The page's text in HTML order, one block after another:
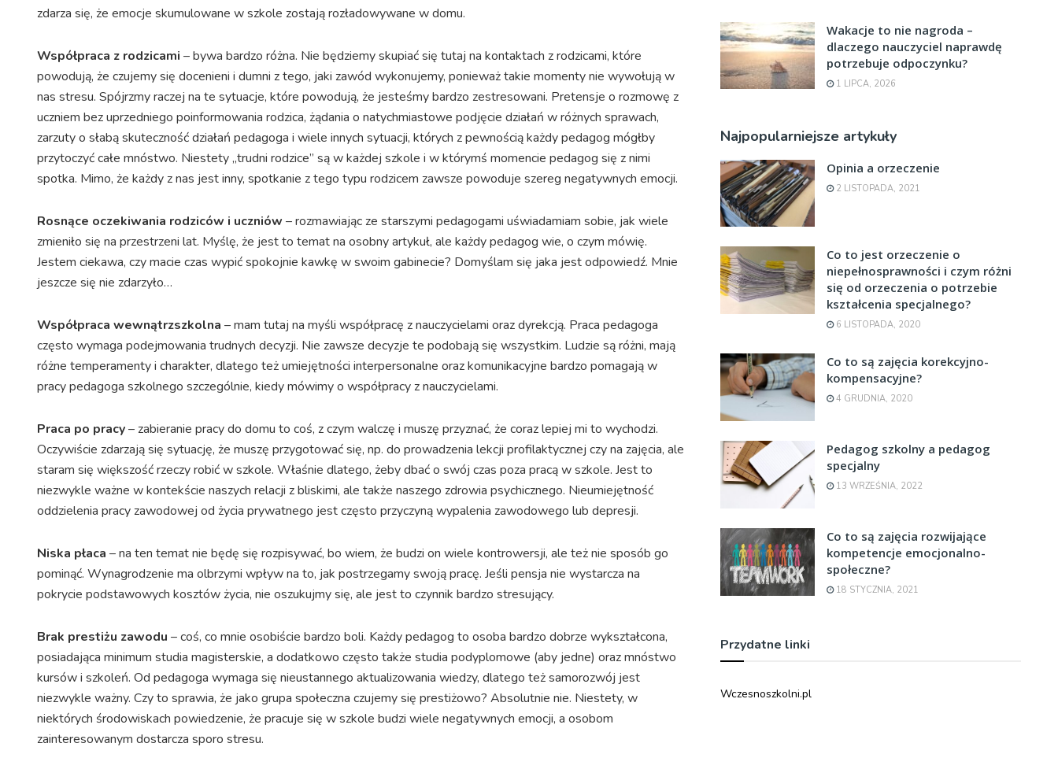
zdarza się, że emocje skumulowane w szkole zostają rozładowywane w domu.
Współpraca z rodzicami – bywa bardzo różna. Nie będziemy skupiać się tutaj na kontaktach z rodzicami, które
powodują, że czujemy się docenieni i dumni z tego, jaki zawód wykonujemy, ponieważ takie momenty nie wywołują w
nas stresu. Spójrzmy raczej na te sytuacje, które powodują, że jesteśmy bardzo zestresowani. Pretensje o rozmowę z
uczniem bez uprzedniego poinformowania rodzica, żądania o natychmiastowe podjęcie działań w różnych sprawach,
zarzuty o słabą skuteczność działań pedagoga i wiele innych sytuacji, których z pewnością każdy pedagog mógłby
przytoczyć całe mnóstwo. Niestety „trudni rodzice” są w każdej szkole i w którymś momencie pedagog się z nimi
spotka. Mimo, że każdy z nas jest inny, spotkanie z tego typu rodzicem zawsze powoduje szereg negatywnych emocji.
Rosnące oczekiwania rodziców i uczniów – rozmawiając ze starszymi pedagogami uświadamiam sobie, jak wiele
zmieniło się na przestrzeni lat. Myślę, że jest to temat na osobny artykuł, ale każdy pedagog wie, o czym mówię.
Jestem ciekawa, czy macie czas wypić spokojnie kawkę w swoim gabinecie? Domyślam się jaka jest odpowiedź. Mnie
jeszcze się nie zdarzyło…
Współpraca wewnątrzszkolna – mam tutaj na myśli współpracę z nauczycielami oraz dyrekcją. Praca pedagoga
często wymaga podejmowania trudnych decyzji. Nie zawsze decyzje te podobają się wszystkim. Ludzie są różni, mają
różne temperamenty i charakter, dlatego też umiejętności interpersonalne oraz komunikacyjne bardzo pomagają w
pracy pedagoga szkolnego szczególnie, kiedy mówimy o współpracy z nauczycielami.
Praca po pracy– zabieranie pracy do domu to coś, z czym walczę i muszę przyznać, że coraz lepiej mi to wychodzi.
Oczywiście zdarzają się sytuację, że muszę przygotować się, np. do prowadzenia lekcji profilaktycznej czy na zajęcia, ale
staram się większość rzeczy robić w szkole. Właśnie dlatego, żeby dbać o swój czas poza pracą w szkole. Jest to
niezwykle ważne w kontekście naszych relacji z bliskimi, ale także naszego zdrowia psychicznego. Nieumiejętność
oddzielenia pracy zawodowej od życia prywatnego jest często przyczyną wypalenia zawodowego lub depresji.
Niska płaca – na ten temat nie będę się rozpisywać, bo wiem, że budzi on wiele kontrowersji, ale też nie sposób go
pominąć. Wynagrodzenie ma olbrzymi wpływ na to, jak postrzegamy swoją pracę. Jeśli pensja nie wystarcza na
pokrycie podstawowych kosztów życia, nie oszukujmy się, ale jest to czynnik bardzo stresujący.
Brak prestiżu zawodu – coś, co mnie osobiście bardzo boli. Każdy pedagog to osoba bardzo dobrze wykształcona,
posiadająca minimum studia magisterskie, a dodatkowo często także studia podyplomowe (aby jedne) oraz mnóstwo
kursów i szkoleń. Od pedagoga wymaga się nieustannego aktualizowania wiedzy, dlatego też samorozwój jest
niezwykle ważny. Czy to sprawia, że jako grupa społeczna czujemy się prestiżowo? Absolutnie nie. Niestety, w
niektórych środowiskach powiedzenie, że pracuje się w szkole budzi wiele negatywnych emocji, a osobom
zainteresowanym dostarcza sporo stresu.
Wakacje to nie nagroda –
dlaczego nauczyciel naprawdę
potrzebuje odpoczynku?
1 LIPCA, 2026
Najpopularniejsze artykuły
Opinia a orzeczenie
2 LISTOPADA, 2021
Co to jest orzeczenie o
niepełnosprawności i czym różni
się od orzeczenia o potrzebie
kształcenia specjalnego?
6 LISTOPADA, 2020
Co to są zajęcia korekcyjno-
kompensacyjne?
4 GRUDNIA, 2020
Pedagog szkolny a pedagog
specjalny
13 WRZEŚNIA, 2022
Co to są zajęcia rozwijające
kompetencje emocjonalno-
społeczne?
18 STYCZNIA, 2021
Przydatne linki
Wczesnoszkolni.pl